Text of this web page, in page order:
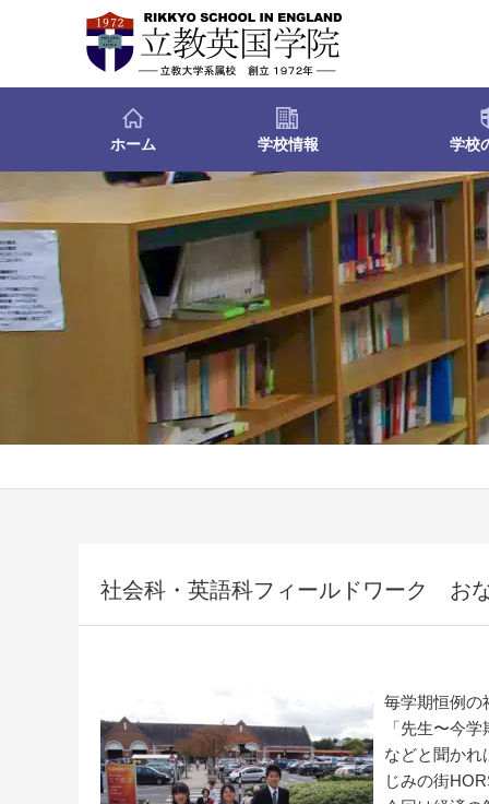
ホーム 学校情報 学校
社会科・英語科フィールドワーク お
毎学期恒例の
「先生〜今
などと聞かれ
じみの街